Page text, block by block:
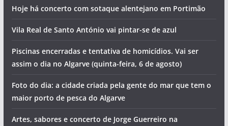
Hoje há concerto com sotaque alentejano em Portimão
Vila Real de Santo António vai pintar-se de azul
Piscinas encerradas e tentativa de homicídios. Vai ser
assim o dia no Algarve (quinta-feira, 6 de agosto)
Foto do dia: a cidade criada pela gente do mar que tem o
maior porto de pesca do Algarve
Artes, sabores e concerto de Jorge Guerreiro na